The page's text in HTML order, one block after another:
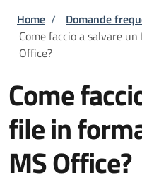
Briciole di
Home / Domande
Come faccio a salvare
Office?
Come
file in
MS Office?